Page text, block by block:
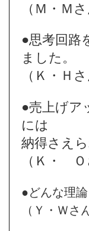
（ Ｍ・Ｍ
●思考回路
ました。
（Ｋ・Ｈさ
●売上げア
には
納得さえら
（Ｋ・ Ｏ
●どんな理
（Ｙ・Ｗさ